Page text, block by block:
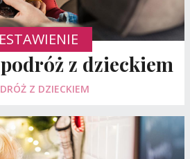
z dzieckiem
Z DZIECKIEM